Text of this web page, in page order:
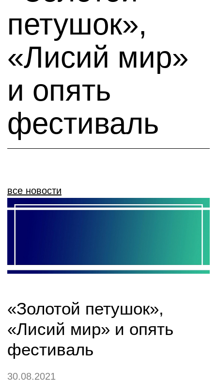
петушок»,
«Лисий мир»
и опять
фестиваль
все новости
«Золотой петушок»,
«Лисий мир» и опять
фестиваль
30.08.2021